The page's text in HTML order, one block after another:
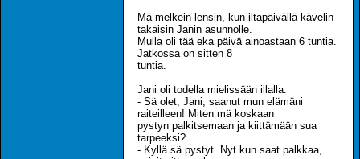
Mä melkein lensin, kun iltapäivällä kävelin
takaisin Janin asunnolle.
Mulla oli tää eka päivä ainoastaan 6 tuntia.
Jatkossa on sitten 8
tuntia.
Jani oli todella mielissään illalla.
- Sä olet, Jani, saanut mun elämäni
raiteilleen! Miten mä koskaan
pystyn palkitsemaan ja kiittämään sua
tarpeeksi?
- Kyllä sä pystyt. Nyt kun saat palkkaa,